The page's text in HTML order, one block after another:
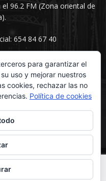
96.2 FM (Zona oriental de
654 84 67 40
en Vélez-Málaga 2026
para garantizar el
uso y mejorar nuestros
cookies, rechazar las no
Política de cookies